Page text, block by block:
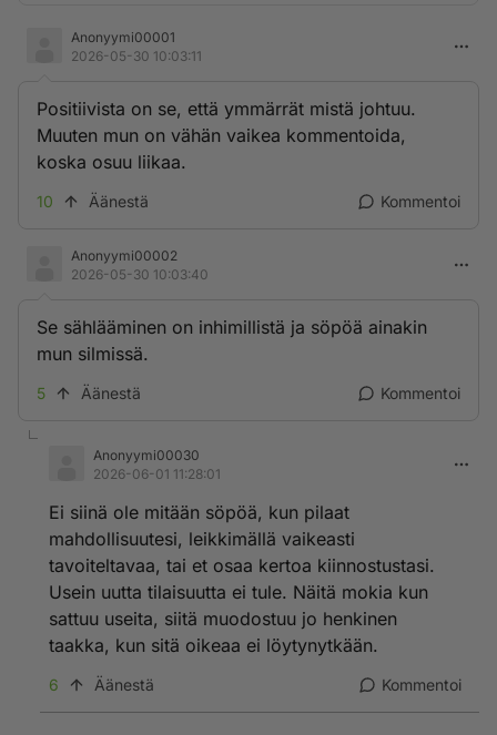
Anonyymi00001
2026-05-30 10:03:11
Positiivista on se, että ymmärrät mistä johtuu.
Muuten mun on vähän vaikea kommentoida,
koska osuu liikaa.
10 Äänestä Kommentoi
Anonyymi00002
2026-05-30 10:03:40
Se sählääminen on inhimillistä ja söpöä ainakin
mun silmissä.
5 Äänestä Kommentoi
Anonyymi00030
2026-06-01 11:28:01
Ei siinä ole mitään söpöä, kun pilaat
mahdollisuutesi, leikkimällä vaikeasti
tavoiteltavaa, tai et osaa kertoa kiinnostustasi.
Usein uutta tilaisuutta ei tule. Näitä mokia kun
sattuu useita, siitä muodostuu jo henkinen
taakka, kun sitä oikeaa ei löytynytkään.
6 Äänestä Kommentoi